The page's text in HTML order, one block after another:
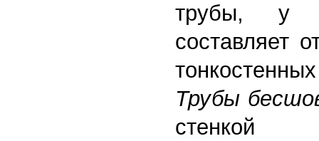
трубы, у
составляет
Трубы
стенкой